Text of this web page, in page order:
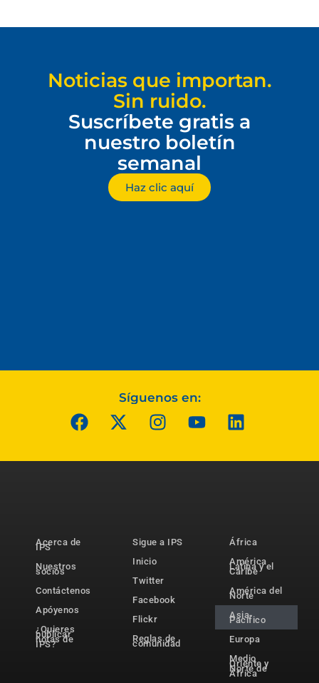
Noticias que importan.
Sin ruido.
Suscríbete gratis a
nuestro boletín
semanal
Haz clic aquí
Síguenos en:
Acerca de
IPS
Nuestros
socios
Contáctenos
Apóyenos
¿Quieres
publicar
notas de
IPS?
Sigue a IPS
Inicio
Twitter
Facebook
Flickr
Reglas de
comunidad
África
América
Latina y el
Caribe
América del
Norte
Asia-
Pacífico
Europa
Medio
Oriente y
Norte de
África